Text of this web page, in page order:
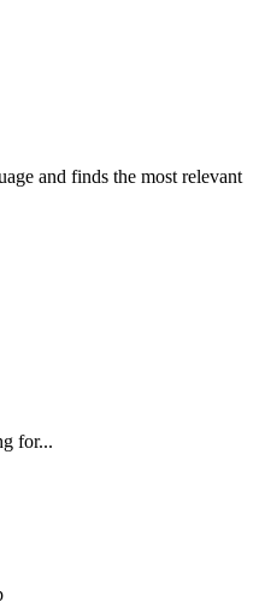
and finds the most relevant
for...